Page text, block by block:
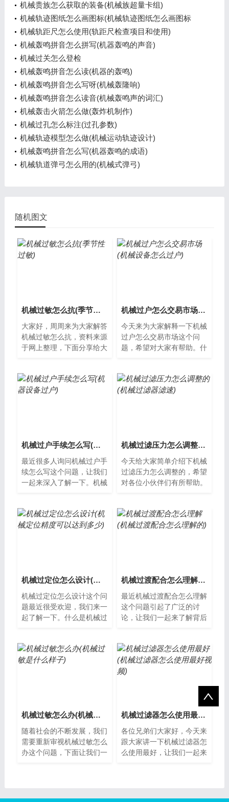
机械贵族怎么获取的装备(机械族超量卡组)
机械轨迹图纸怎么画图标(机械轨迹图纸怎么画图标
的)
机械轨距尺怎么使用(轨距尺检查项目和使用)
机械轰鸣拼音怎么拼写(机器轰鸣的声音)
机械过关怎么登检
机械轰鸣拼音怎么读(机器的轰鸣)
机械轰鸣拼音怎么写呀(机械轰隆响)
机械轰鸣拼音怎么读音(机械轰鸣声的词汇)
机械轰击火箭怎么做(轰炸机制作)
机械过孔怎么标注(过孔参数)
机械轨迹模型怎么做(机械运动轨迹设计)
机械轰鸣拼音怎么写(机器轰鸣的成语)
机械轨道弹弓怎么用的(机械式弹弓)
随机图文
机械过敏怎么抗(季节性过敏)
大家好，周周来为大家解答
机械过敏怎么抗，资料来源
于网上整理，下面分享给大
于皮肤来说...
机械过户怎么交易市场(机械设备怎么过户)
今天来为大家解释一下机械
过户怎么交易市场这个问
题，希望对大家有帮助。什
定的机构进行...
机械过户手续怎么写(机器设备过户)
最近很多人询问机械过户手
续怎么写这个问题，让我们
一起来深入了解一下。机械
权转让给另...
机械过滤压力怎么调整的(机械过滤器滤速)
今天给大家简单介绍下机械
过滤压力怎么调整的，希望
对各位小伙伴们有所帮助。
筛选的方式...
机械过定位怎么设计(机械定位精度可以达到多少)
机械过定位怎么设计这个问
题最近很受欢迎，我们来一
起了解一下。什么是机械过
放置在指定...
机械过渡配合怎么理解(机械过渡配合怎么理解的)
最近机械过渡配合怎么理解
这个问题引起了广泛的讨
论，让我们一起来了解背后
不同的旋转装...
机械过敏怎么办(机械过敏是什么样子)
随着社会的不断发展，我们
需要重新审视机械过敏怎么
办这个问题，下面让我们一
机械过滤器怎么使用最好(机械过滤器怎么使用最好视频)
各位兄弟们大家好，今天来
跟大家讲一下机械过滤器怎
么使用最好，让我们一起来